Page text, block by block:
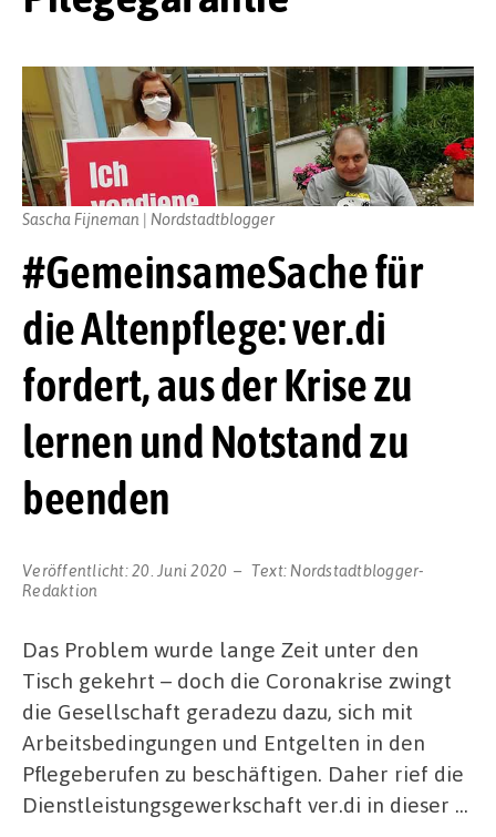
#GemeinsameSache für
die Altenpflege: ver.di
fordert, aus der Krise zu
lernen und Notstand zu
beenden
Veröffentlicht:20. Juni 2020 Text: Nordstadtblogger-
Redaktion
Sascha Fijneman | Nordstadtblogger
Das Problem wurde lange Zeit unter den
Tisch gekehrt – doch die Coronakrise zwingt
die Gesellschaft geradezu dazu, sich mit
Arbeitsbedingungen und Entgelten in den
Pflegeberufen zu beschäftigen. Daher rief die
Dienstleistungsgewerkschaft ver.di in dieser …